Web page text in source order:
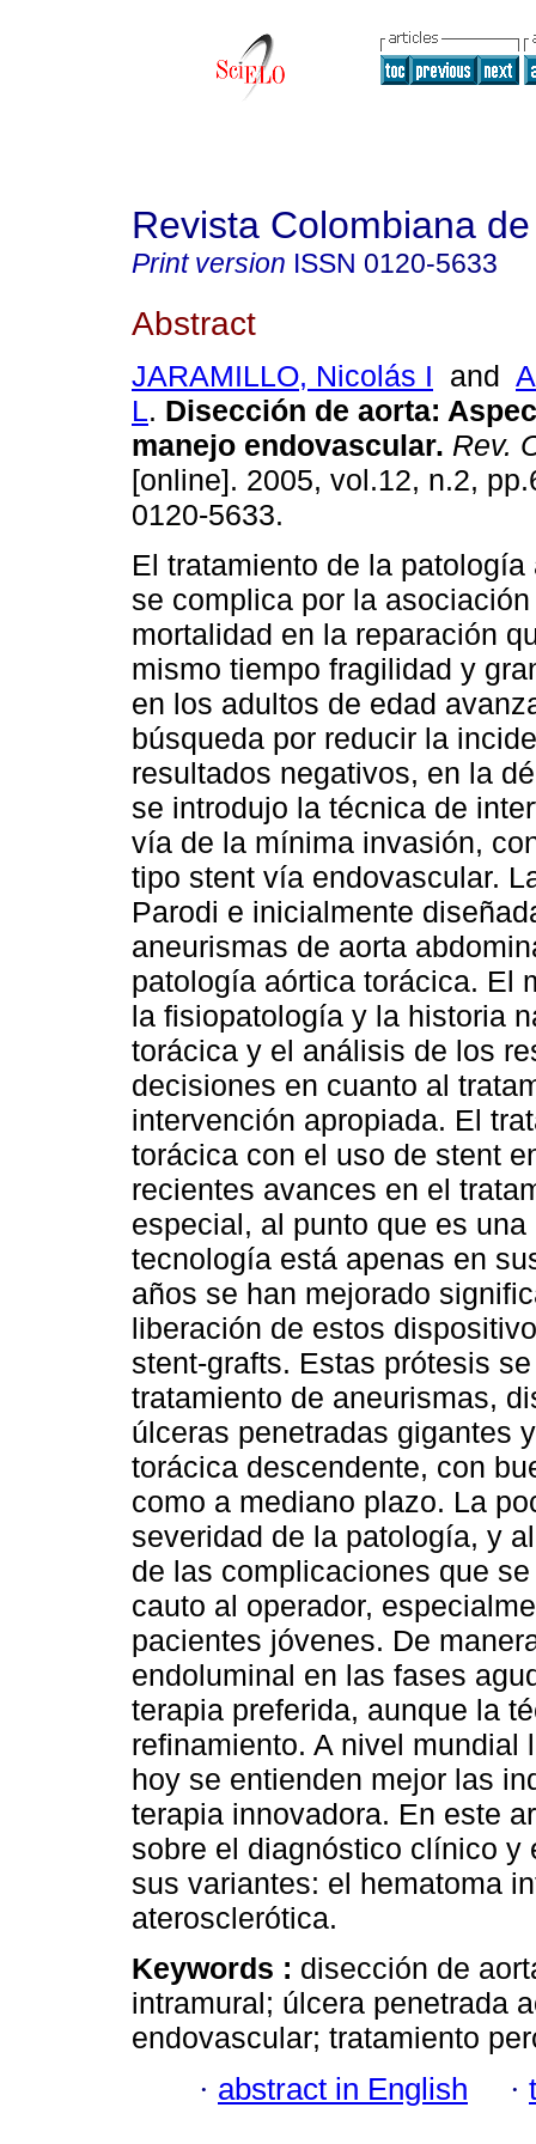
Revista Colombiana
Print version ISSN 0120-5633
Abstract
JARAMILLO, Nicolás I and
L. Disección de aorta:
manejo endovascular. Rev.
[online]. 2005, vol.12, n.2,
0120-5633.
El tratamiento de la
se complica por la
mortalidad en la reparación
mismo tiempo fragilidad y
en los adultos de edad
búsqueda por reducir la
resultados negativos, en la
se introdujo la técnica de
vía de la mínima invasión,
tipo stent vía endovascular.
Parodi e inicialmente
aneurismas de aorta
patología aórtica torácica. El
la fisiopatología y la historia
torácica y el análisis de los
decisiones en cuanto al
intervención apropiada. El
torácica con el uso de stent
recientes avances en el
especial, al punto que es
tecnología está apenas en
años se han mejorado
liberación de estos
stent-grafts. Estas prótesis
tratamiento de aneurismas,
úlceras penetradas gigantes
torácica descendente, con
como a mediano plazo. La
severidad de la patología, y
de las complicaciones que
cauto al operador,
pacientes jóvenes. De
endoluminal en las fases
terapia preferida, aunque la
refinamiento. A nivel
hoy se entienden mejor las
terapia innovadora. En este
sobre el diagnóstico clínico
sus variantes: el hematoma
aterosclerótica.
Keywords : disección de
intramural; úlcera penetrada
endovascular; tratamiento
· abstract in English ·